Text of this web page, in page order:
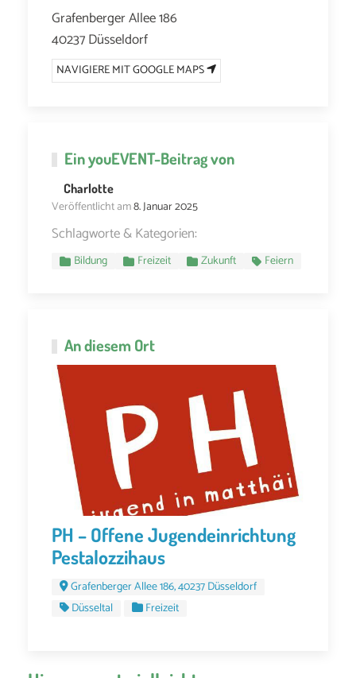
Grafenberger Allee 186
40237 Düsseldorf
NAVIGIERE MIT GOOGLE MAPS
EinyouEVENT-Beitrag von
Charlotte
Veröffentlicht am8. Januar 2025
Schlagworte & Kategorien:
Bildung Freizeit Zukunft Feiern
An diesem Ort
PH – Offene Jugendeinrichtung
Pestalozzihaus
Grafenberger Allee 186, 40237 Düsseldorf
Düsseltal
Freizeit